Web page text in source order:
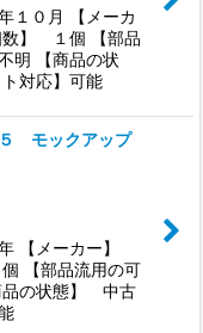
０月 【メーカ
】 １個 【部品
【商品の状
対応】可能
モックアップ
【メーカー】
【部品流用の可
の状態】 中古